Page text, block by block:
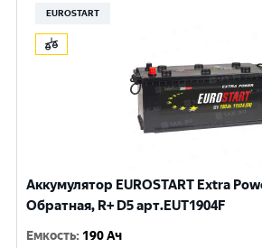
EUROSTART
Аккумулятор EUROSTART Extra
Обратная, R+ D5 арт.EUT1904F
Емкость: 190 Ач